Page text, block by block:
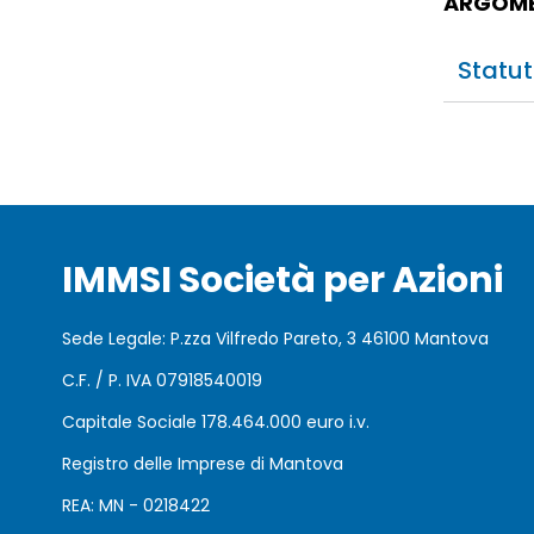
IMMSI Società per Azioni
Sede Legale: P.zza Vilfredo Pareto, 3 46100 Mantova
C.F. / P. IVA 07918540019
Capitale Sociale 178.464.000 euro i.v.
Registro delle Imprese di Mantova
REA: MN - 0218422